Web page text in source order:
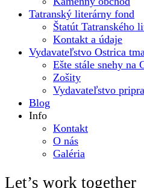
Tatranský literárny fond
Štatút Tatranského
Kontakt a údaje
Vydavateľstvo Ostrica
Ešte stále snehy na
Zošity
Vydavateľstvo
Blog
Info
Kontakt
O nás
Galéria
Let’s work together